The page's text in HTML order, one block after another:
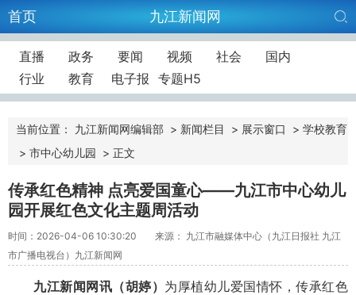
首页 九江新闻网
直播 政务 要闻 视频 社会
国内
行业
教育 电子报 专题H5
当前位置： 九江新闻网编辑部 > 新闻栏目 > 展示窗口 > 学校教育
> 市中心幼儿园 > 正文
传承红色精神 点亮爱国童心——九江市中心幼儿
园开展红色文化主题周活动
时间：2026-04-06 10:30:20
来源： 九江市融媒体中心（九江日报社 九江
市广播电视台）九江新闻网
九江新闻网讯（胡婷） 为厚植幼儿爱国情怀，传承红色